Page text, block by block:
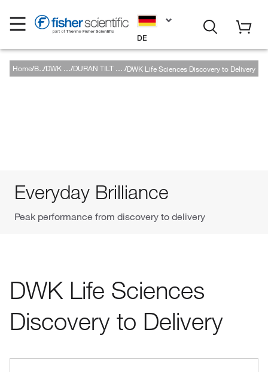
DE
Home Brands DWK Life Sciences DURAN TILT from DWK Life Sciences DWK Life Sciences Discovery to Delivery
Everyday Brilliance
Peak performance from discovery to delivery
DWK Life Sciences
Discovery to Delivery